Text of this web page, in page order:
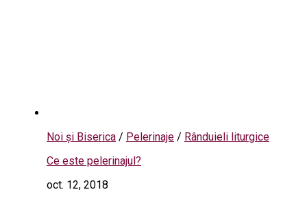
Noi și Biserica / Pelerinaje / Rânduieli liturgice
Ce este pelerinajul?
oct. 12, 2018